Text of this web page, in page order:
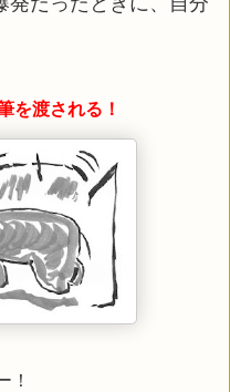
を渡される！
！